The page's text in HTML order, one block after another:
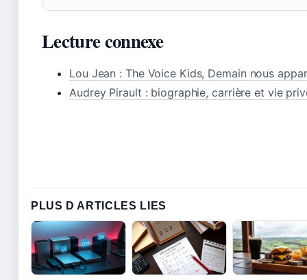
Lecture connexe
Lou Jean : The Voice Kids, Demain nous
Audrey Pirault : biographie, carrière et vie
PLUS D ARTICLES LIES